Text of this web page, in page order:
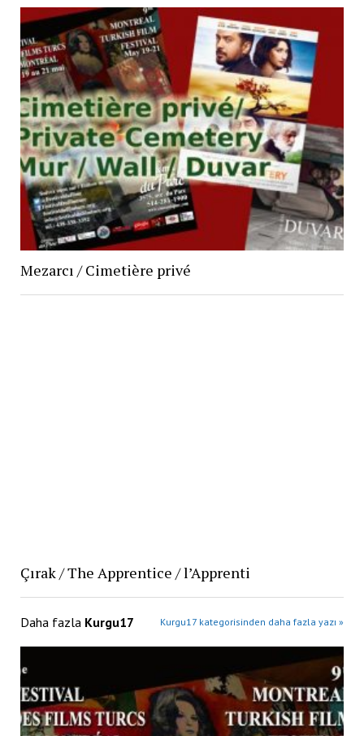
Mezarcı / Cimetière privé
Çırak / The Apprentice / l’Apprenti
Daha fazla Kurgu17 Kurgu17 kategorisinden daha fazla yazı »